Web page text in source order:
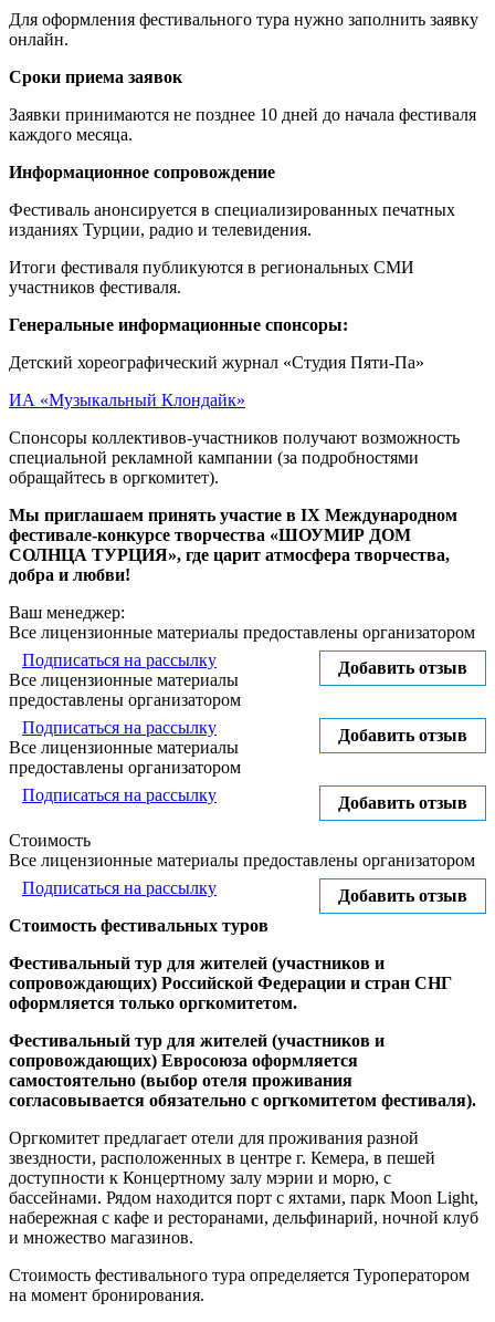
Для оформления фестивального тура нужно заполнить заявку
онлайн.
Сроки приема заявок
Заявки принимаются не позднее 10 дней до начала фестиваля
каждого месяца.
Информационное сопровождение
Фестиваль анонсируется в специализированных печатных
изданиях Турции, радио и телевидения.
Итоги фестиваля публикуются в региональных СМИ
участников фестиваля.
Генеральные информационные спонсоры:
Детский хореографический журнал «Студия Пяти-Па»
ИА «Музыкальный Клондайк»
Спонсоры коллективов-участников получают возможность
специальной рекламной кампании (за подробностями
обращайтесь в оргкомитет).
Мы приглашаем принять участие в IX Международном
фестивале-конкурсе творчества «ШОУМИР ДОМ
СОЛНЦА ТУРЦИЯ», где царит атмосфера творчества,
добра и любви!
Ваш менеджер:
Все лицензионные материалы предоставлены организатором
Добавить отзыв
Подписаться на рассылку
Все лицензионные материалы
предоставлены организатором
Добавить отзыв
Подписаться на рассылку
Все лицензионные материалы
предоставлены организатором
Добавить отзыв
Подписаться на рассылку
Стоимость
Все лицензионные материалы предоставлены организатором
Добавить отзыв
Подписаться на рассылку
Стоимость фестивальных туров
Фестивальный тур для жителей (участников и
сопровождающих) Российской Федерации и стран CНГ
оформляется только оргкомитетом.
Фестивальный тур для жителей (участников и
сопровождающих) Евросоюза оформляется
самостоятельно (выбор отеля проживания
согласовывается обязательно с оргкомитетом фестиваля).
Оргкомитет предлагает отели для проживания разной
звездности, расположенных в центре г. Кемера, в пешей
доступности к Концертному залу мэрии и морю, с
бассейнами. Рядом находится порт с яхтами, парк Moon Light,
набережная с кафе и ресторанами, дельфинарий, ночной клуб
и множество магазинов.
Стоимость фестивального тура определяется Туроператором
на момент бронирования.